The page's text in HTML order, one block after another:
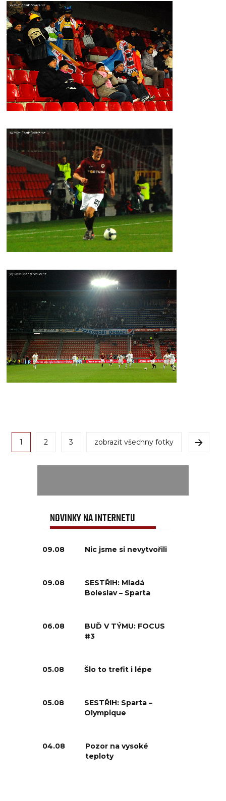
1 2 3 zobrazit všechny fotky
NOVINKY NA INTERNETU
09.08 Nic jsme si nevytvořili
09.08
SESTŘIH: Mladá
Boleslav – Sparta
06.08
BUĎ V TÝMU: FOCUS
#3
05.08 Šlo to trefit i lépe
05.08
SESTŘIH: Sparta –
Olympique
04.08
Pozor na vysoké
teploty